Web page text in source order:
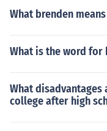
What brenden
What is the word for
What
college after high